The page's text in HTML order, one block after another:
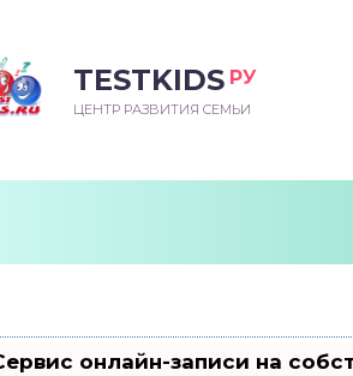
TESTKIDS РУ
ЦЕНТР РАЗВИТИЯ СЕМЬИ
онлайн-записи на